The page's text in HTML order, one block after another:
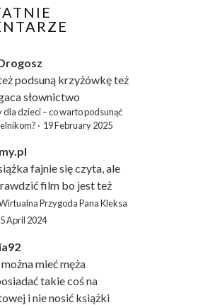
podsuną krzyżówkęteż
słownictwo
dzieci – co warto podsunąć
· 19 February 2025
fajnie się czyta, ale
film bo jest też
Przygoda Pana Kleksa
April 2024
mieć męża
takie coś na
i nie nosić książki